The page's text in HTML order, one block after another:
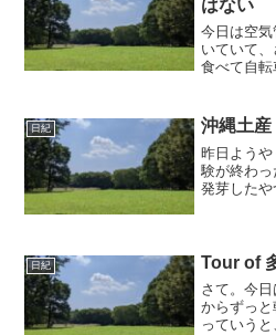
はない
今日は空
いていて
食べて自
ートがあっ
たので、大
日紀 沖縄土産
昨日よう
験が終わ
発芽したや
らLB培地
日紀 Tour of
さて。今
からずっ
っていう